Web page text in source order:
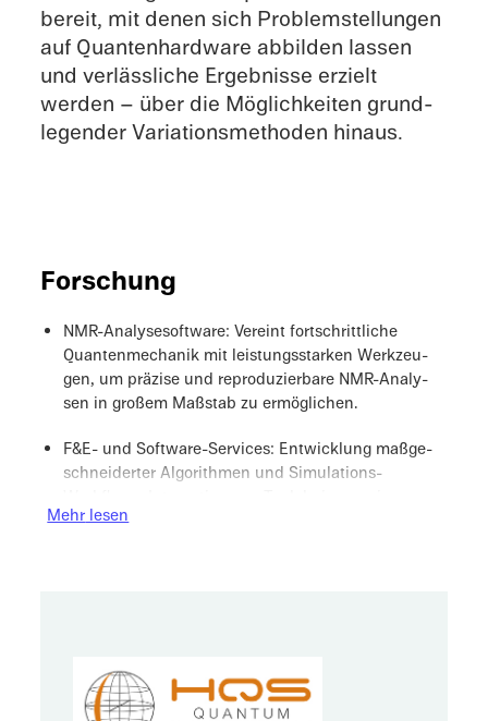
bereit, mit denen sich Problem­stel­lun­gen
auf Quanten­hard­ware abbil­den lassen
und verläss­li­che Ergeb­nisse erzielt
werden – über die Möglich­kei­ten grund­
le­gen­der Varia­ti­ons­me­tho­den hinaus.
Forschung
NMR-Analy­se­soft­ware: Vereint fortschritt­li­che
Quanten­me­cha­nik mit leistungs­star­ken Werkzeu­
gen, um präzise und repro­du­zier­bare NMR-Analy­
sen in großem Maßstab zu ermöglichen.
F&E- und Software-Services: Entwick­lung maßge­
schnei­der­ter Algorith­men und Simula­ti­ons-
Bench­mar­king von HPC-Quantum-Systemen.
nachhal­tig in Ihre System­land­schaft zu integrieren.
Mehr lesen